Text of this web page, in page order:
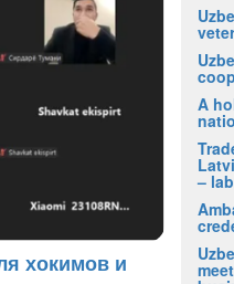
хокимов и
A
–